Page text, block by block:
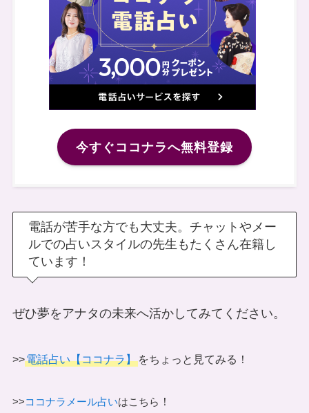
今すぐココナラへ無料登録
電話が苦手な方でも大丈夫。チャットやメー
ルでの占いスタイルの先生もたくさん在籍し
ています！
ぜひ夢をアナタの未来へ活かしてみてください。
>>電話占い【ココナラ】をちょっと見てみる！
>>ココナラメール占いはこちら ！